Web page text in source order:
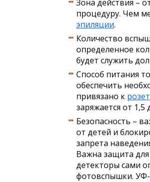
Зона действия –
процедуру. Чем
эпиляции.
Количество
определенное
будет служить
Способ питания
обеспечить
привязано к
заряжается от
Безопасность –
от детей и
запрета
Важна защита
детекторы сами
фотовспышки.